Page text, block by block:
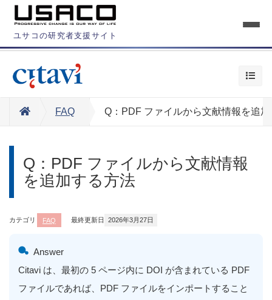
ユサコの研究者支援サイト
FAQ Q：PDF ファイルから文献情報を追
Q：PDF ファイルから文献情報
を追加する方法
カテゴリ FAQ 最終更新日 2026年3月27日
Answer
Citavi は、最初の 5 ページ内に DOI が含まれている PDF
ファイルであれば、PDF ファイルをインポートすること